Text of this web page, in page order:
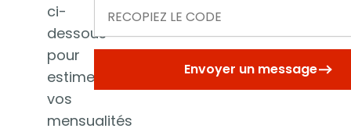
ci-
dessous
pour
estimer
vos
mensualités
Envoyer un message